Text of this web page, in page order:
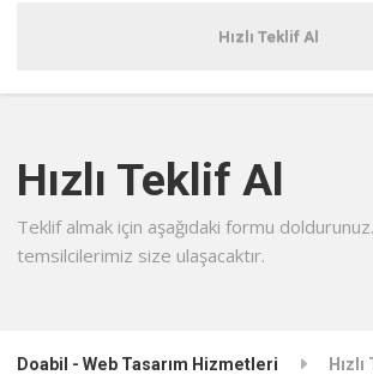
Hızlı Teklif Al
Hızlı Teklif Al
Teklif almak için aşağıdaki formu
temsilcilerimiz size ulaşacaktır.
Doabil - Web Tasarım Hizmetleri